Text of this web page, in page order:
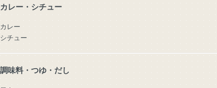
カレー・シチュー
カレー
シチュー
調味料・つゆ・だし